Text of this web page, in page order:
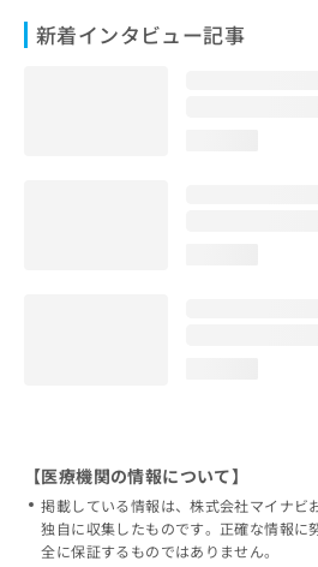
新着インタビュー記事
【医療機関の情報について】
掲載している情報は、株式会社マイナビ
独自に収集したものです。正確な情報に
全に保証するものではありません。